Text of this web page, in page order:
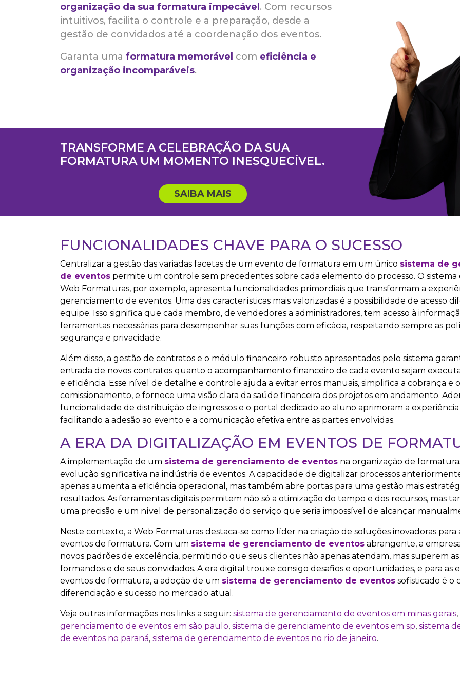
organização da sua formatura impecável . Com recursos
intuitivos, facilita o controle e a preparação, desde a
gestão de convidados até a coordenação dos eventos.
Garanta uma formatura memorável com eficiência e
organização incomparáveis.
TRANSFORME A CELEBRAÇÃO DA SUA
FORMATURA UM MOMENTO INESQUECÍVEL.
SAIBA MAIS
FUNCIONALIDADES CHAVE PARA O SUCESSO
Centralizar a gestão das variadas facetas de um evento de formatura em um único sistema de
de eventos permite um controle sem precedentes sobre cada elemento do processo. O
Web Formaturas, por exemplo, apresenta funcionalidades primordiais que transformam a
gerenciamento de eventos. Uma das características mais valorizadas é a possibilidade de acesso
equipe. Isso significa que cada membro, de vendedores a administradores, tem acesso à
ferramentas necessárias para desempenhar suas funções com eficácia, respeitando sempre as
segurança e privacidade.
Além disso, a gestão de contratos e o módulo financeiro robusto apresentados pelo sistema
entrada de novos contratos quanto o acompanhamento financeiro de cada evento sejam
e eficiência. Esse nível de detalhe e controle ajuda a evitar erros manuais, simplifica a cobrança e o
comissionamento, e fornece uma visão clara da saúde financeira dos projetos em andamento.
funcionalidade de distribuição de ingressos e o portal dedicado ao aluno aprimoram a
facilitando a adesão ao evento e a comunicação efetiva entre as partes envolvidas.
A ERA DA DIGITALIZAÇÃO EM EVENTOS DE
A implementação de um sistema de gerenciamento de eventos na organização de
evolução significativa na indústria de eventos. A capacidade de digitalizar processos
apenas aumenta a eficiência operacional, mas também abre portas para uma gestão mais
resultados. As ferramentas digitais permitem não só a otimização do tempo e dos recursos, mas
uma precisão e um nível de personalização do serviço que seria impossível de alcançar
Neste contexto, a Web Formaturas destaca-se como líder na criação de soluções inovadoras para
eventos de formatura. Com um sistema de gerenciamento de eventos abrangente, a
novos padrões de excelência, permitindo que seus clientes não apenas atendam, mas superem
formandos e de seus convidados. A era digital trouxe consigo desafios e oportunidades, e para as
eventos de formatura, a adoção de um sistema de gerenciamento de eventos sofisticado é o
diferenciação e sucesso no mercado atual.
Veja outras informações nos links a seguir: sistema de gerenciamento de eventos em minas gerais,
gerenciamento de eventos em são paulo, sistema de gerenciamento de eventos em sp, sistema
de eventos no paraná, sistema de gerenciamento de eventos no rio de janeiro.